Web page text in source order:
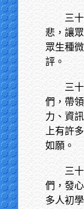
三
悲，讓
眾生種
評。
三
們，帶
力、資
上有許
如願。
三
們，發
多人初